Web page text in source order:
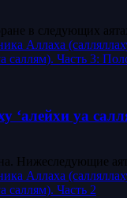
Аллаха
саллям). Часть 3:
‘алейхи уа
Аллаха
саллям). Часть 2